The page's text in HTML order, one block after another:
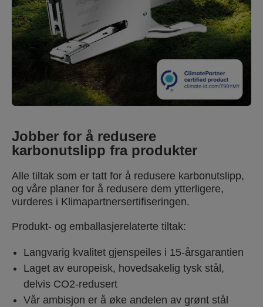
utslippene. Rapid Classic K1+ er bygget for å vare,
og leveres med 15 års garanti.
Jobber for å redusere
karbonutslipp fra produkter
Alle tiltak som er tatt for å redusere karbonutslipp,
og våre planer for å redusere dem ytterligere,
vurderes i Klimapartnersertifiseringen.
Produkt- og emballasjerelaterte tiltak:
Langvarig kvalitet gjenspeiles i 15-årsgarantien
Laget av europeisk, hovedsakelig tysk stål,
delvis CO2-redusert
Vår ambisjon er å øke andelen av grønt stål